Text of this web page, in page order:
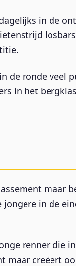
in de
de ronde veel
in het
maar
in de
renner die
creëert